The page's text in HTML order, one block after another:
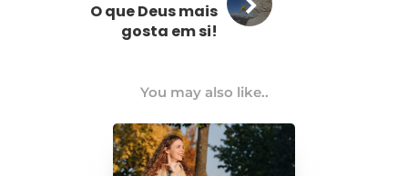
O que Deus mais
gosta em si!
You may also like..